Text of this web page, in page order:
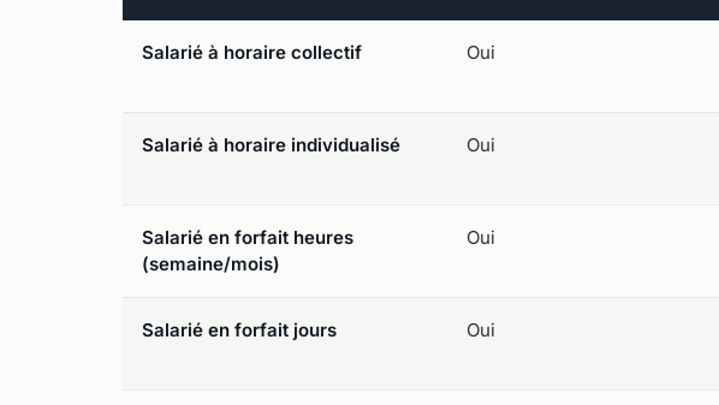
Salarié à horaire collectif Oui
Salarié à horaire individualisé Oui
Salarié en forfait heures
(semaine/mois)
Oui
Salarié en forfait jours Oui